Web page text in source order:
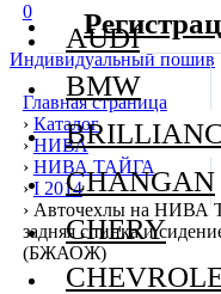
0
Индивидуальный пошив
Главная страница
› Каталог
› НИВА
› НИВА ТАЙГА
› I 2014
› Авточехлы на НИВА
задняя спинка и
(БЖАОЖ)
AUDI
BMW
CHANGAN
CHERY